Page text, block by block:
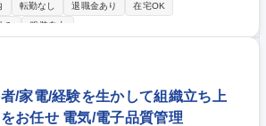
総会の企画・運営、取締役会・経営会議等の事
との調整・届出など ■社内規程管理：各種規程の
イアンス対応 【その他】■ファシリティマネジ
・チームマネジメント等をご経験に応じお任せ
ート可
転勤なし 退職金あり
在宅OK
み 服装自由
者/家電/経験を生かして組織立ち上
お任せ 電気/電子品質管理